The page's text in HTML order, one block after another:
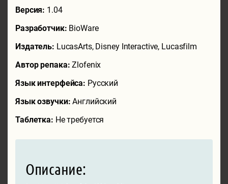
Версия: 1.04
Разработчик: BioWare
Издатель: LucasArts, Disney Interactive, Lucasfilm
Автор репака:Zlofenix
Язык интерфейса: Русский
Язык озвучки:Английский
Таблетка: Не требуется
Описание: